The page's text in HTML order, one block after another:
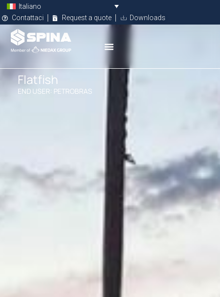
Italiano
Contattaci
Request a quote Downloads
Flatfish
END USER: PETROBRAS